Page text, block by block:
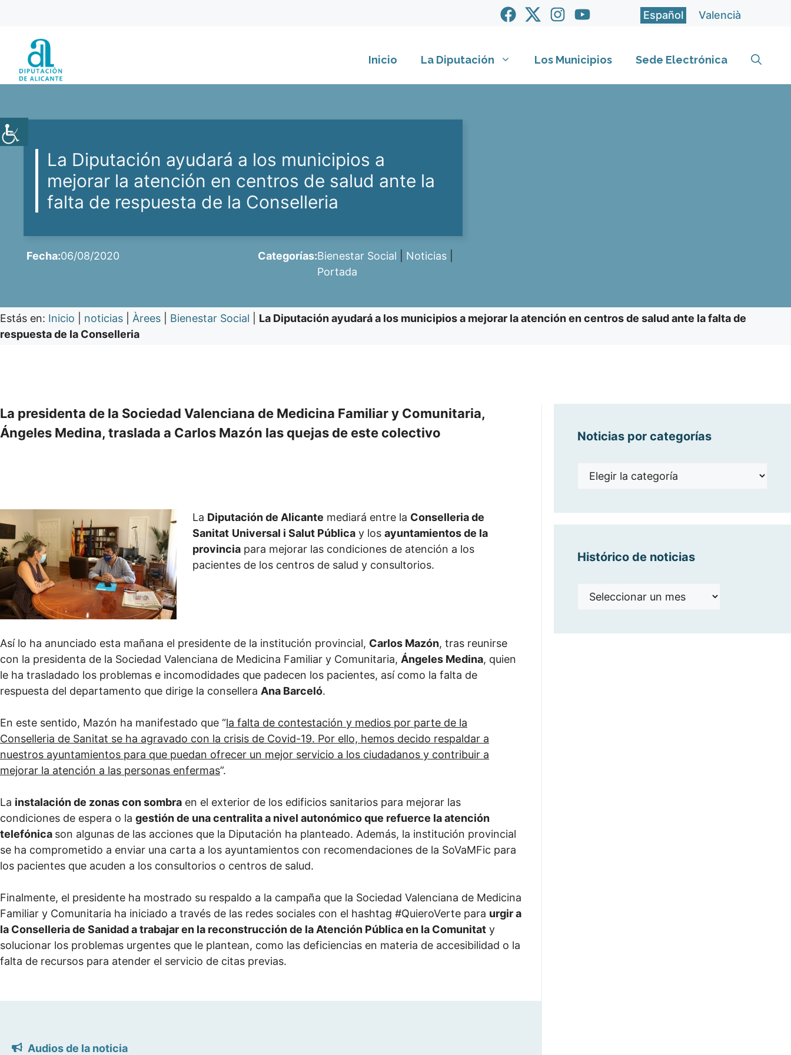
contenido
Español Valencià
Inicio La Diputación Los Municipios Sede Electrónica
La Diputación ayudará a los municipios a
mejorar la atención en centros de salud ante la
falta de respuesta de la Conselleria
Fecha:06/08/2020 Categorías:Bienestar Social Noticias
Portada
Estás en: Inicio noticias Àrees Bienestar Social
La Diputación ayudará a los municipios a mejorar la atención en centros de salud ante la falta de
respuesta de la Conselleria
La presidenta de la Sociedad Valenciana de Medicina Familiar y Comunitaria,
Ángeles Medina, traslada a Carlos Mazón las quejas de este colectivo
La Diputación de Alicante mediará entre la Conselleria de
Sanitat Universal i Salut Pública y los ayuntamientos de la
provincia para mejorar las condiciones de atención a los
pacientes de los centros de salud y consultorios.
Así lo ha anunciado esta mañana el presidente de la institución provincial, Carlos Mazón, tras reunirse
con la presidenta de la Sociedad Valenciana de Medicina Familiar y Comunitaria, Ángeles Medina, quien
le ha trasladado los problemas e incomodidades que padecen los pacientes, así como la falta de
respuesta del departamento que dirige la consellera Ana Barceló.
En este sentido, Mazón ha manifestado que “la falta de contestación y medios por parte de la
Conselleria de Sanitat se ha agravado con la crisis de Covid-19. Por ello, hemos decido respaldar a
nuestros ayuntamientos para que puedan ofrecer un mejor servicio a los ciudadanos y contribuir a
mejorar la atención a las personas enfermas”.
La instalación de zonas con sombra en el exterior de los edificios sanitarios para mejorar las
condiciones de espera o la gestión de una centralita a nivel autonómico que refuerce la atención
telefónica son algunas de las acciones que la Diputación ha planteado. Además, la institución provincial
se ha comprometido a enviar una carta a los ayuntamientos con recomendaciones de la SoVaMFic para
los pacientes que acuden a los consultorios o centros de salud.
Finalmente, el presidente ha mostrado su respaldo a la campaña que la Sociedad Valenciana de Medicina
Familiar y Comunitaria ha iniciado a través de las redes sociales con el hashtag #QuieroVerte para urgir a
la Conselleria de Sanidad a trabajar en la reconstrucción de la Atención Pública en la Comunitat y
solucionar los problemas urgentes que le plantean, como las deficiencias en materia de accesibilidad o la
falta de recursos para atender el servicio de citas previas.
Audios de la noticia
Noticias por categorías
Noticias
Histórico de noticias
Histórico